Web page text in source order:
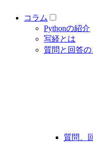
コラム
Pythonの紹介
写経とは
質問と回答の
質問、